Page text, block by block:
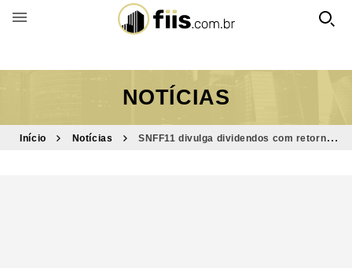
BUSCAR POR FUNDO
NOTÍCIAS
Início Notícias
SNFF11 divulga dividendos com retorno